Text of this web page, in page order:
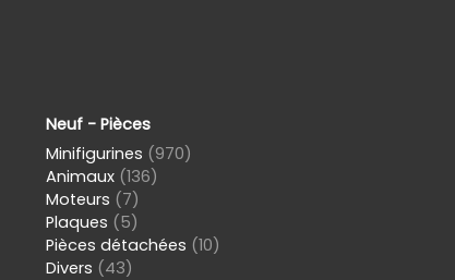
Neuf - Pièces
Minifigurines (970)
Animaux (136)
Moteurs (7)
Plaques (5)
Pièces détachées (10)
Divers (43)